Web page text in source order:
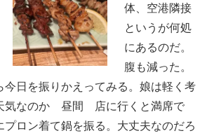
体、空港隣接
というが何処
にあるのだ。
腹も減った。
今日を振りかえってみる。娘は軽く考
気なのか 昼間 店に行くと満席で
プロン着て鍋を振る。大丈夫なのだろ